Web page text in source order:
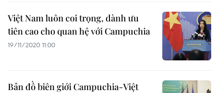
Việt Nam luôn coi trọng, dành ưu
tiên cao cho quan hệ với Campuchia
19/11/2020 11:00
Bản đồ biên giới Campuchia-Việt